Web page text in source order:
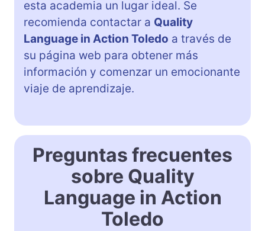
esta academia un lugar ideal. Se
recomienda contactar a Quality
Language in Action Toledo a través de
su página web para obtener más
información y comenzar un emocionante
viaje de aprendizaje.
Preguntas frecuentes
sobre Quality
Language in Action
Toledo